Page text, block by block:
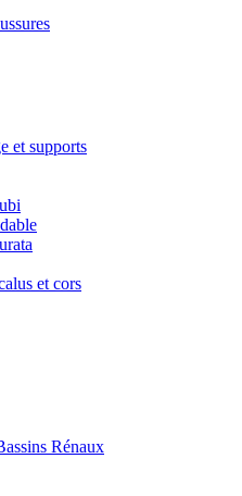
et supports
et cors
Rénaux